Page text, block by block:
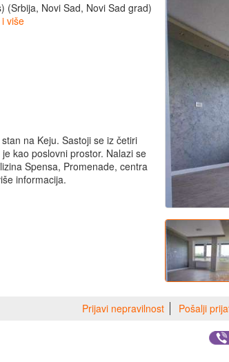
(Srbija, Novi Sad, Novi Sad grad)
više
na Keju. Sastoji se iz četiri
kao poslovni prostor. Nalazi se
Spensa, Promenade, centra
informacija.
Prijavi nepravilnost Pošalji